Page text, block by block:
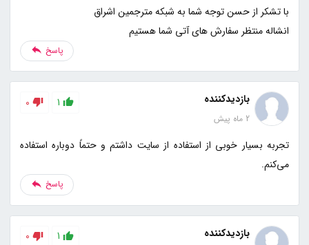
انشاله منتظر سفارش های آتی شما هستیم
پاسخ
بازدیدکننده
2 ماه پیش
1
0
تجربه بسیار خوبی از استفاده از سایت داشتم و حتماً دوباره استفاده
می‌کنم.
پاسخ
بازدیدکننده 1
0